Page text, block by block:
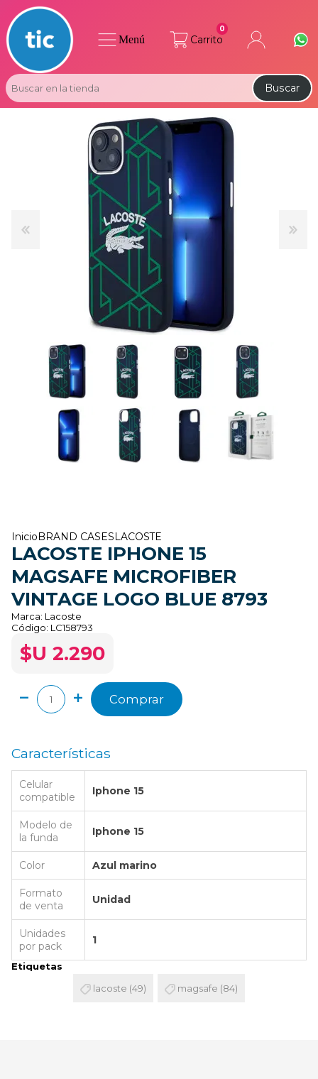
Carrito
0
Buscar
Menú
Inicio BRAND CASES LACOSTE
LACOSTE IPHONE 15
MAGSAFE MICROFIBER
VINTAGE LOGO BLUE 8793
Marca: Lacoste
Código: LC158793
$U 2.290
Comprar
Características
Celular
compatible
Iphone 15
Modelo de
la funda
Iphone 15
Color Azul marino
Formato
de venta
Unidad
Unidades
por pack
1
Etiquetas
lacoste (49) magsafe (84)